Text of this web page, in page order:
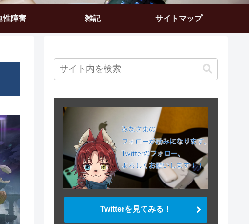
性障害 雑記 サイトマップ
Twitterを見てみる！